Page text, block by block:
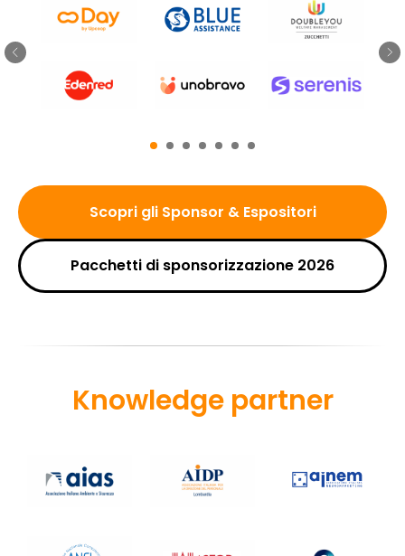
Scopri gli Sponsor & Espositori
Pacchetti di sponsorizzazione 2026
Knowledge partner